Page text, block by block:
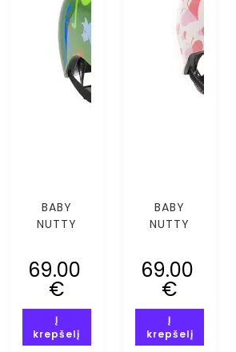
BABY
NUTTY
MIPS (XXS-
XS)
69.00
€
Į
krepšelį
BABY
NUTTY
MIPS (XXS-
XS)
69.00
€
Į
krepšelį